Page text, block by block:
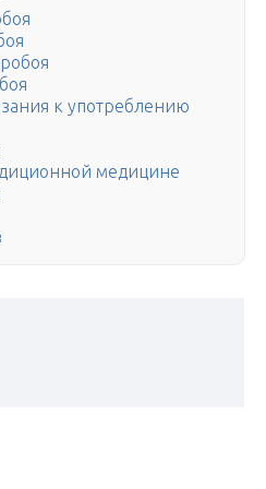
к употреблению
медицине